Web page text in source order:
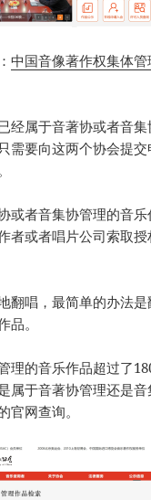
中国音像著作权集体管
经属于音著协或者音
需要向这两个协会提
或者音集协管理的音
者或者唱片公司索取
翻唱，最简单的办法
品。
理的音乐作品超过了
属于音著协管理还是
官网查询。